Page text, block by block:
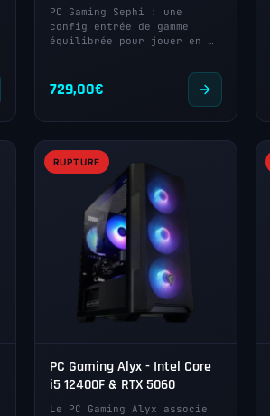
PC Gaming Sephi : une
config entrée de gamme
équilibrée pour jouer en …
729,00€
RUPTURE
PC Gaming Alyx - Intel Core
i5 12400F & RTX 5060
Le PC Gaming Alyx associe